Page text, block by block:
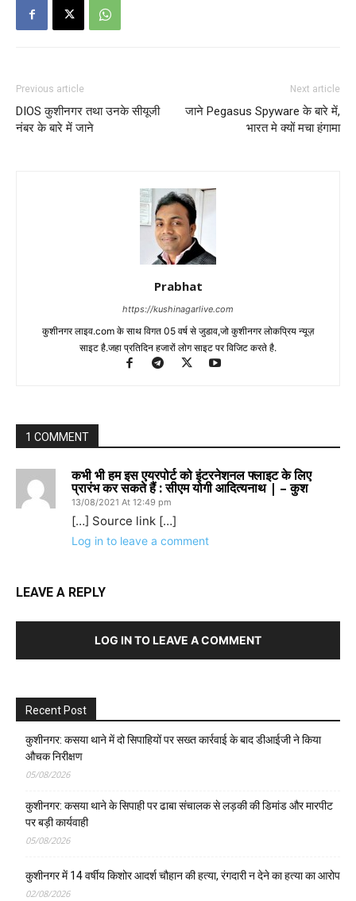
Previous article
DIOS कुशीनगर तथा उनके सीयूजी
नंबर के बारे में जाने
Next article
जाने Pegasus Spyware के बारे में,
भारत मे क्यों मचा हंगामा
Prabhat
https://kushinagarlive.com
कुशीनगर लाइव.com के साथ विगत 05 वर्ष से जुडाव,जो कुशीनगर लोकप्रिय न्यूज़
साइट है.जहा प्रतिदिन हजारों लोग साइट पर विजिट करते है.
1 COMMENT
कभी भी हम इस एयरपोर्ट को इंटरनेशनल फ्लाइट के लिए
प्रारंभ कर सकते हैं : सीएम योगी आदित्यनाथ | – कुश
13/08/2021 At 12:49 pm
[…] Source link […]
Log in to leave a comment
LEAVE A REPLY
LOG IN TO LEAVE A COMMENT
Recent Post
कुशीनगर: कसया थाने में दो सिपाहियों पर सख्त कार्रवाई के बाद डीआईजी ने किया
औचक निरीक्षण
05/08/2026
कुशीनगर: कसया थाने के सिपाही पर ढाबा संचालक से लड़की की डिमांड और मारपीट
पर बड़ी कार्यवाही
05/08/2026
कुशीनगर में 14 वर्षीय किशोर आदर्श चौहान की हत्या, रंगदारी न देने का हत्या का आरोप
02/08/2026